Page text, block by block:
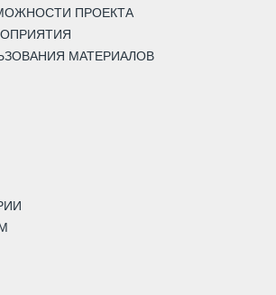
ПРОЕКТА
МАТЕРИАЛОВ